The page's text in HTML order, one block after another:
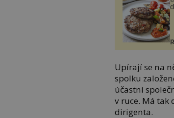
Upírají se na
spolku
účastní
v ruce. Má
dirigenta.